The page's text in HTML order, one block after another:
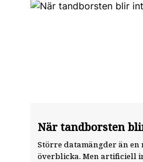
När tandborsten
Större datamängder än
överblicka. Men artificiell